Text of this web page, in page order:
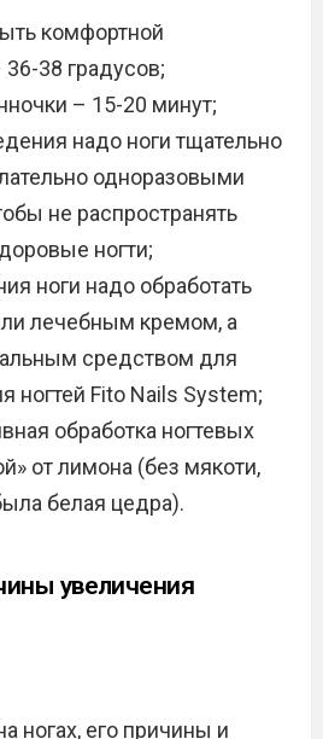
комфортной
38 градусов;
– 15-20 минут;
надо ноги тщательно
одноразовыми
не распространять
ногти;
ноги надо обработать
лечебным кремом, а
средством для
ногтей Fito Nails System;
обработка ногтевых
от лимона (без мякоти,
белая цедра).
увеличения
ногах, его причины и